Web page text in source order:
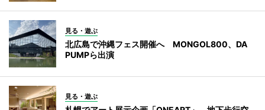
見る・遊ぶ
北広島で沖縄フェス開催へ MONGOL800、DA
PUMPら出演
見る・遊ぶ